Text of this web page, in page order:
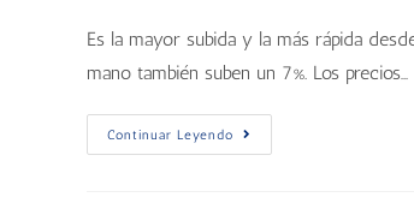
Es la mayor subida y la más rápida
mano también suben un 7%. Los precios…
Continuar Leyendo